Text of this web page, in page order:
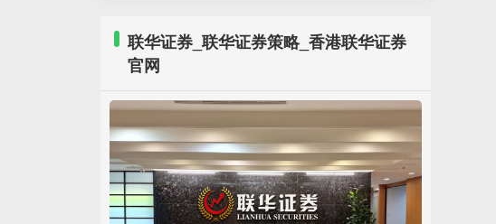
联华证券_联华证券策略_香港联华证券
官网